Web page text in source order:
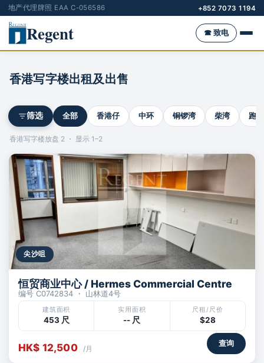
地产代理牌照 EAA C-056586 +852 7073 1194
Regent ☎ 致电
香港写字楼出租及出售
筛选 全部 香港仔 中环 铜锣湾 柴湾 跑
香港写字楼放盘 2 ・ 显示 1–2
尖沙咀
恒贸商业中心 / Hermes Commercial Centre
编号 C0742834 ・ 山林道4号
建筑面积
453 尺
实用面积
-- 尺
尺租/尺价
$28
HK$ 12,500 /月
查询